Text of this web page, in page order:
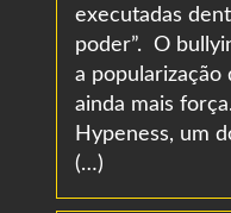
executadas
poder”. O
a popularização
ainda mais
Hypeness, um
(…)